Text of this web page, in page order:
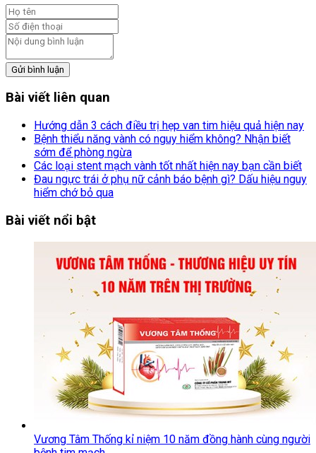
Gửi bình luận
Bài viết liên quan
Hướng dẫn 3 cách điều trị hẹp van tim hiệu quả hiện nay
Bệnh thiểu năng vành có nguy hiểm không? Nhận biết
sớm để phòng ngừa
Các loại stent mạch vành tốt nhất hiện nay bạn cần biết
Đau ngực trái ở phụ nữ cảnh báo bệnh gì? Dấu hiệu nguy
hiểm chớ bỏ qua
Bài viết nổi bật
Vương Tâm Thống kỉ niệm 10 năm đồng hành cùng người